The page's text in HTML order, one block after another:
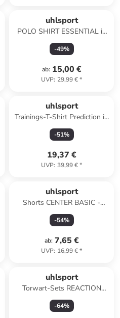
uhlsport
POLO SHIRT ESSENTIAL in
schwarz
-49%
ab: 15,00 €
UVP: 29,99 €*
uhlsport
Trainings-T-Shirt Prediction in
marine
-51%
19,37 €
UVP: 39,99 €*
uhlsport
Shorts CENTER BASIC -
OHNE INNENSLIP in dark
grau melange
-54%
ab: 7,65 €
UVP: 16,99 €*
uhlsport
Torwart-Sets REACTION
GOALKEEPER SET Kids in
fluo gelb/schwarz
-64%